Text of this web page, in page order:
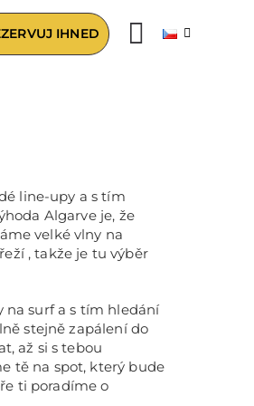
IHNED
line-upy a s tím
Algarve je, že
velké vlny na
, takže je tu výběr
surf a s tím hledání
stejně zapálení do
až si s tebou
tě na spot, který bude
ti poradíme o